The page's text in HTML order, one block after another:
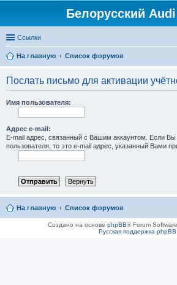
Белорусский
Ссылки
На главную
Список форумов
Послать письмо для активации
Имя пользователя:
Адрес e-mail:
E-mail адрес, связанный с Вашим аккаунтом. Если Вы
пользователя, то это e-mail адрес, указанный Вами
На главную Список форумов
Создано на основе phpBB® Forum
Русская поддержка phpBB